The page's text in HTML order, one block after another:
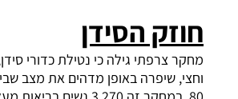
הסידן
שיפרה באופן מדהים את מצב שבירות